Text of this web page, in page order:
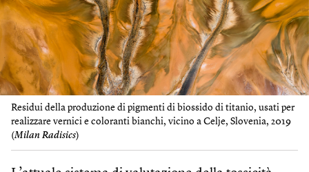
Residui della produzione di pigmenti di biossido di titanio, usati per
realizzare vernici e coloranti bianchi, vicino a Celje, Slovenia, 2019
(Milan Radisics)